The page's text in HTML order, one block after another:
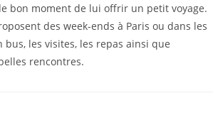
bon moment de lui offrir un petit voyage.
des week-ends à Paris ou dans les
les visites, les repas ainsi que
rencontres.